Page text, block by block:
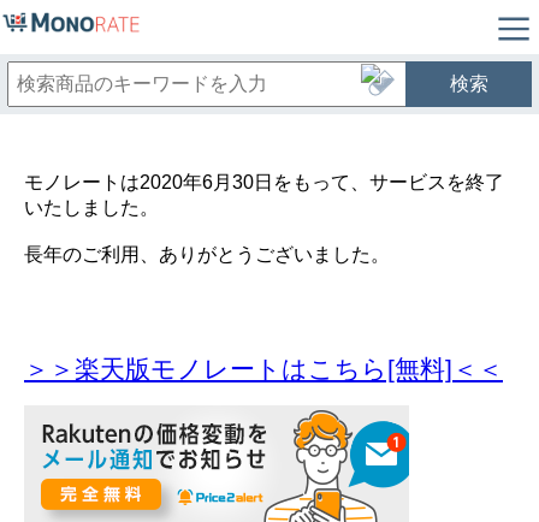
検索
モノレートは2020年6月30日をもって、サービスを終了
いたしました。
長年のご利用、ありがとうございました。
＞＞楽天版モノレートはこちら[無料]＜＜